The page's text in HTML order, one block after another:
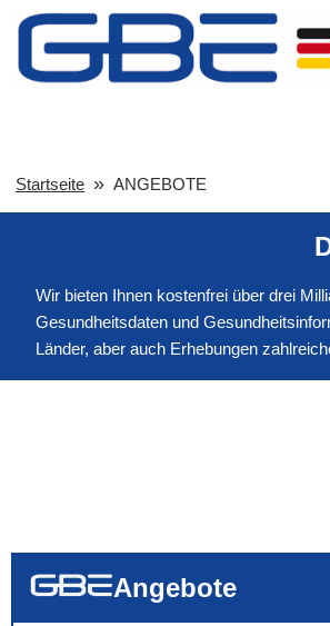
Startseite ANGEBOTE
Wir bieten Ihnen kostenfrei über drei
Gesundheitsdaten und
Länder, aber auch Erhebungen
Angebote